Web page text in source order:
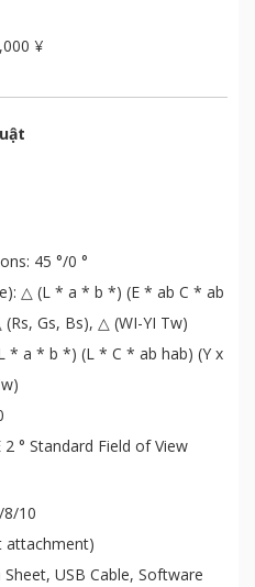
¥
45 °/0 °
△ (L * a * b *) (E * ab C * ab
Gs, Bs), △ (WI-YI Tw)
* a * b *) (L * C * ab hab) (Y x
° Standard Field of View
8/10
attachment)
USB Cable, Software